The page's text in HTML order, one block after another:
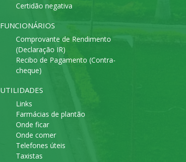
Certidão negativa
FUNCIONÁRIOS
Comprovante de Rendimento
(Declaração IR)
Recibo de Pagamento (Contra-
cheque)
UTILIDADES
Links
Farmácias de plantão
Onde ficar
Onde comer
Telefones úteis
Taxistas